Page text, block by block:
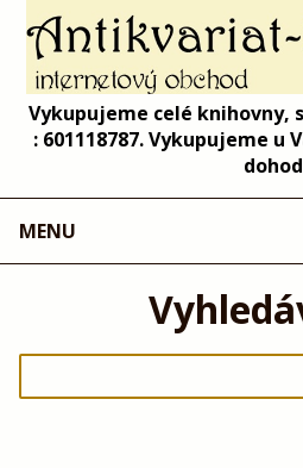
Vykupujeme celé
: 601118787. Vykupujeme
MENU